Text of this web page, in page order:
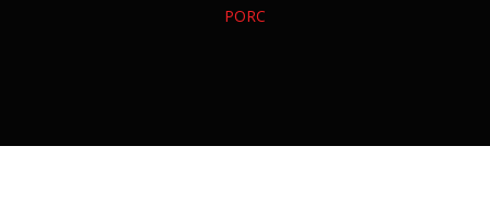
PORC